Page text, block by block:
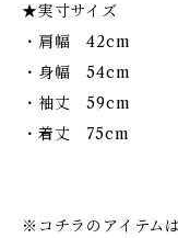
★実寸サイズ
・肩幅 42cm
・身幅 54cm
・袖丈 59cm
・着丈 75cm
※コチラのアイテム